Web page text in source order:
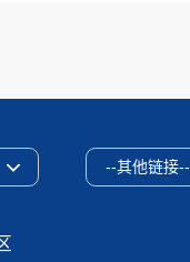
--其他链接--